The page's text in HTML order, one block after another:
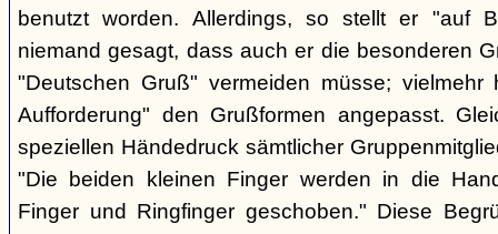
benutzt worden. Allerdings, so stellt er "auf
niemand gesagt, dass auch er die besonderen
"Deutschen Gruß" vermeiden müsse;
Aufforderung" den Grußformen angepasst.
speziellen Händedruck sämtlicher
"Die beiden kleinen Finger werden in die
Finger und Ringfinger geschoben." Diese